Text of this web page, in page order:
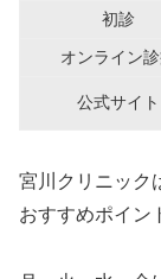
初診
オンライン
公式サイト
宮川クリニック
おすすめポイン